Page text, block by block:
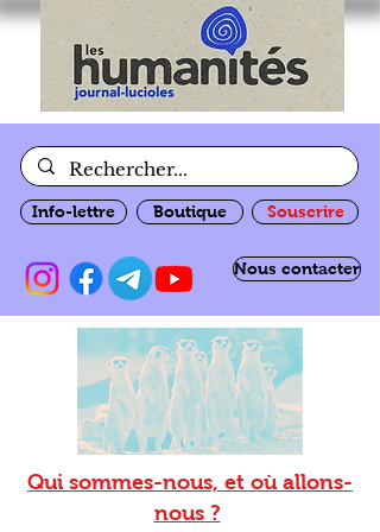
Info-lettre Boutique Souscrire
Nous contacter
Qui sommes-nous, et où allons-
nous ?